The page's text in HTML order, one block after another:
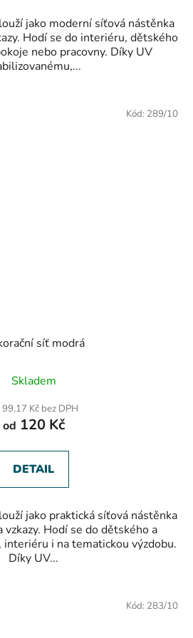
jako moderní síťová nástěnka
Hodí se do interiéru, dětského
nebo pracovny. Díky UV
síť modrá
hodnocení
je
5,0
5
hvězdiček.
Skladem
Kč bez DPH
od 120 Kč
DETAIL
jako praktická síťová nástěnka
vzkazy. Hodí se do dětského a
i na tematickou výzdobu.
Díky UV...
Kód: 289/10
Kód: 283/10